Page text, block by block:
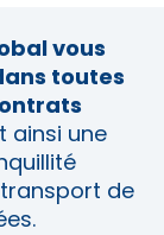
vous
toutes
ainsi une
de